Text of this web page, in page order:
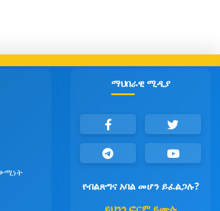
ማህበራዊ ሚዲያ
የብልጽግና አባል መሆን ይፈልጋሉ?